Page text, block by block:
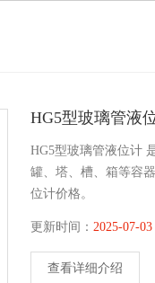
HG5型玻璃管液
HG5型玻璃管液位计
罐、塔、槽、箱等容
位计价格。
更新时间：2025-07-03
查看详细介绍